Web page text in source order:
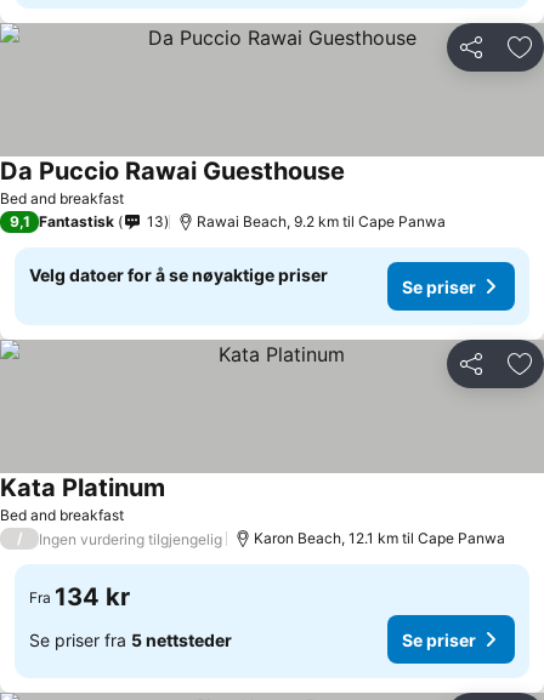
Del
Bed and breakfast
Da Puccio Rawai Guesthouse
9,1 Fantastisk 13 Rawai Beach, 9.2 km til Cape Panwa
Velg datoer for å se nøyaktige priser
Se priser
Del
Bed and breakfast
Kata Platinum
/ Ingen vurdering tilgjengelig Karon Beach, 12.1 km til Cape Panwa
Fra 134 kr
Se priser fra 5 nettsteder Se priser